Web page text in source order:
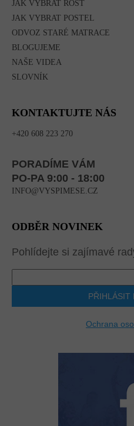
JAK VYBRAT ROŠT
JAK VYBRAT POSTEL
ODVOZ STARÉ MATRACE
BLOGUJEME
NAŠE VIDEA
SLOVNÍK
KONTAKTUJTE NÁS
+420 608 223 270
PORADÍME VÁM
PO-PA 9:00 - 18:00
INFO@VYSPIMESE.CZ
ODBĚR NOVINEK
Pohlídejte si zajímavé
PŘIHLÁSIT
Ochrana